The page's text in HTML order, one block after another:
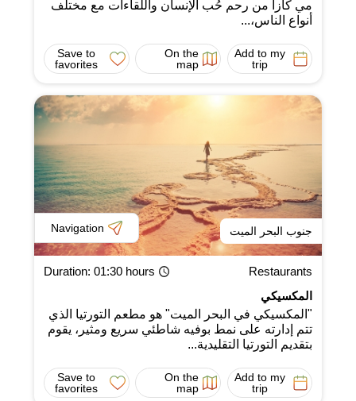
مي كازا من رحم حُب الإنسان واللقاءات مع مختلف
أنواع الناس،...
Add to my
trip
On the
map
Save to
favorites
جنوب البحر الميت Navigation
Restaurants
Duration: 01:30 hours
المكسيكي
"المكسيكي في البحر الميت" هو مطعم التورتيا الذي
تتم إدارته على نمط بوفيه شاطئي سريع ومثير، يقوم
بتقديم التورتيا التقليدية...
Add to my
trip
On the
map
Save to
favorites